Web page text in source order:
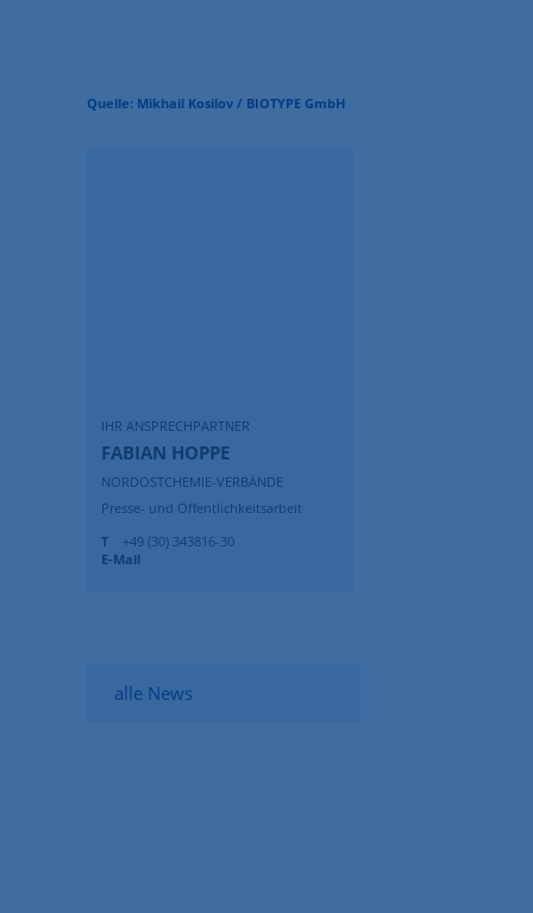
Quelle: Mikhail Kosilov / BIOTYPE GmbH
IHR ANSPRECHPARTNER
FABIAN HOPPE
NORDOSTCHEMIE-VERBÄNDE
Presse- und Öffentlichkeitsarbeit
T
+49 (30) 343816-30
E-Mail
alle News